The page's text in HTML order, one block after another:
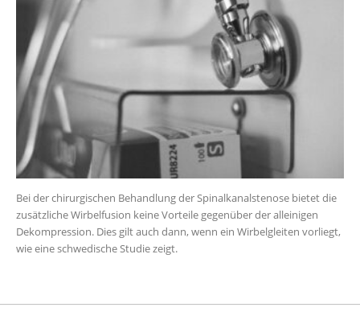
Bei der chirurgischen Behandlung der Spinalkanalstenose bietet die
zusätzliche Wirbelfusion keine Vorteile gegenüber der alleinigen
Dekompression. Dies gilt auch dann, wenn ein Wirbelgleiten vorliegt,
wie eine schwedische Studie zeigt.